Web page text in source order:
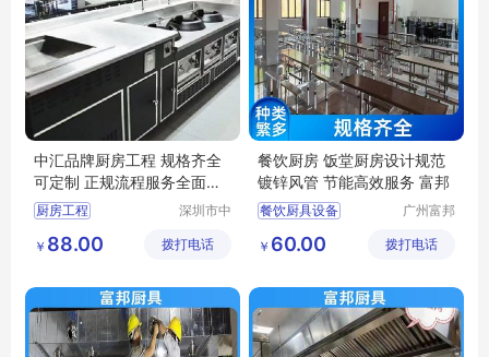
中汇品牌厨房工程 规格齐全
可定制 正规流程服务全面且
贴心
厨房工程
深圳市中
备有限公
￥ 88.00 拨打电话
餐饮厨房 饭堂厨房设计规范
镀锌风管 节能高效服务 富邦
餐饮厨具设备
厨房工程布局
厨具供应商
广州富邦
工程有限
￥ 60.00 拨打电话